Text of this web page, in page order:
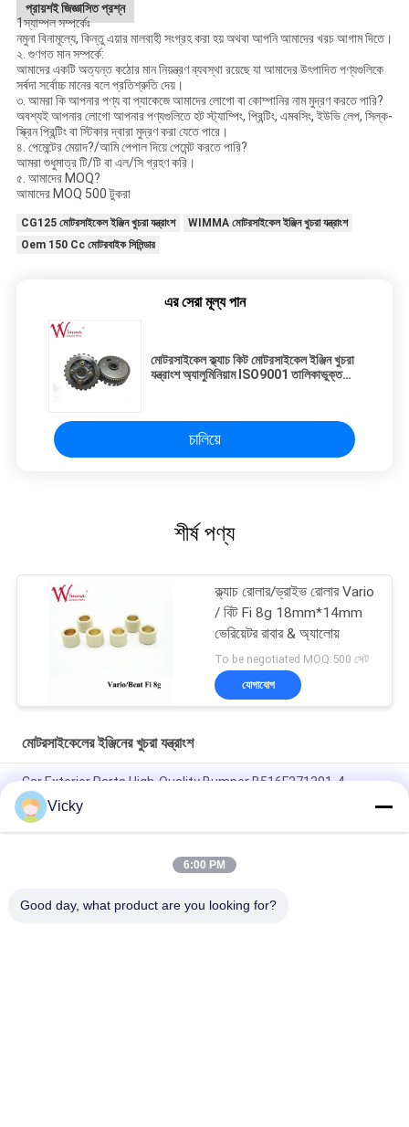
প্রায়শই জিজ্ঞাসিত প্রশ্ন
1স্যাম্পল সম্পর্কেঃ
নমুনা বিনামূল্যে, কিন্তু এয়ার মালবাহী সংগ্রহ করা হয় অথবা আপনি আমাদের খরচ আগাম দিতে।
২. গুণগত মান সম্পর্কে:
আমাদের একটি অত্যন্ত কঠোর মান নিয়ন্ত্রণ ব্যবস্থা রয়েছে যা আমাদের উৎপাদিত পণ্যগুলিকে
সর্বদা সর্বোচ্চ মানের বলে প্রতিশ্রুতি দেয়।
৩. আমরা কি আপনার পণ্য বা প্যাকেজে আমাদের লোগো বা কোম্পানির নাম মুদ্রণ করতে পারি?
অবশ্যই আপনার লোগো আপনার পণ্যগুলিতে হট স্ট্যাম্পিং, প্রিন্টিং, এমবসিং, ইউভি লেপ, সিল্ক-
স্ক্রিন প্রিন্টিং বা স্টিকার দ্বারা মুদ্রণ করা যেতে পারে।
৪. পেমেন্টের মেয়াদ?/আমি পেপাল দিয়ে পেমেন্ট করতে পারি?
আমরা শুধুমাত্র টি/টি বা এল/সি গ্রহণ করি।
৫. আমাদের MOQ?
আমাদের MOQ 500 টুকরা
CG125 মোটরসাইকেল ইঞ্জিন খুচরা যন্ত্রাংশ
WIMMA মোটরসাইকেল ইঞ্জিন খুচরা যন্ত্রাংশ
Oem 150 Cc মোটরবাইক সিলিন্ডার
এর সেরা মূল্য পান
মোটরসাইকেল ক্ল্যাচ কিট মোটরসাইকেল ইঞ্জিন খুচরা
যন্ত্রাংশ অ্যালুমিনিয়াম ISO9001 তালিকাভুক্ত
চালিয়ে
শীর্ষ পণ্য
ক্ল্যাচ রোলার/ড্রাইভ রোলার Vario
/ বিট Fi 8g 18mm*14mm
ভেরিয়েটর রাবার & অ্যালোয়
To be negotiated MOQ:500 সেট
যোগাযোগ
মোটরসাইকেলের ইঞ্জিনের খুচরা যন্ত্রাংশ
Car Exterior Parts High-Quality Bumper B516F271301-4
CHANAN OSHAN​ Z6 Starry White
স্টার্টার মোটর হন্ডা EX5 মোটরসাইকেল ইঞ্জিন খুচরা যন্ত্রাংশ সস্তা পাইকারি উচ্চ পারফরম্যান্স
Vicky
6:00 PM
Good day, what product are you looking for?